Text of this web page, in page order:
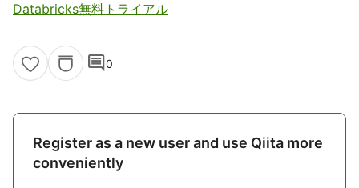
Databricks無料トライアル
comment0
Register as a new user and use Qiita more
conveniently